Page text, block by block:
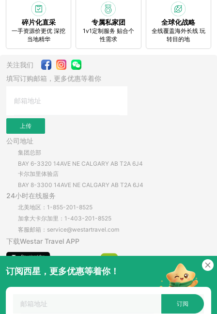
碎片化直采
一手资源价更优 深挖
当地精华
专属私家团
1v1定制服务 贴合个
性需求
全球化战略
全线覆盖海外长线 玩
转目的地
关注我们
填写订购邮箱，更多优惠等着你
上传
公司地址
集团总部
BAY 6-3320 14AVE NE CALGARY AB T2A 6J4
卡尔加里体验店
BAY 8-3300 14AVE NE CALGARY AB T2A 6J4
24小时在线服务
北美地区：1-855-201-8525
加拿大卡尔加里：1-403-201-8525
客服邮箱：service@westartravel.com
下载Westar Travel APP
安卓直接下载
订阅西星，更多优惠等着你！
订阅